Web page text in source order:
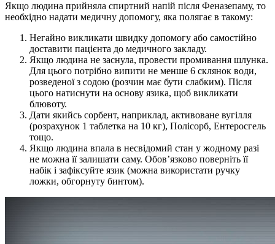
Якщо людина прийняла спиртний напій після Феназепаму, то
необхідно надати медичну допомогу, яка полягає в такому:
Негайно викликати швидку допомогу або самостійно
доставити пацієнта до медичного закладу.
Якщо людина не заснула, провести промивання шлунка.
Для цього потрібно випити не менше 6 склянок води,
розведеної з содою (розчин має бути слабким). Після
цього натиснути на основу язика, щоб викликати
блювоту.
Дати якийсь сорбент, наприклад, активоване вугілля
(розрахунок 1 таблетка на 10 кг), Полісорб, Ентеросгель
тощо.
Якщо людина впала в несвідомий стан у жодному разі
не можна її залишати саму. Обов’язково поверніть її
набік і зафіксуйте язик (можна використати ручку
ложки, обгорнуту бинтом).